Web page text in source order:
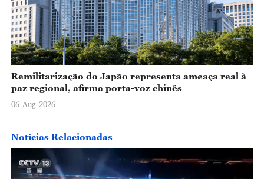
Remilitarização do Japão representa ameaça real à
paz regional, afirma porta-voz chinês
06-Aug-2026
Notícias Relacionadas